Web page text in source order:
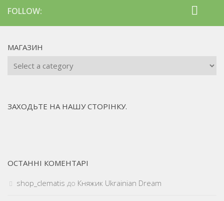
FOLLOW:
МАГАЗИН
ЗАХОДЬТЕ НА НАШУ СТОРІНКУ.
ОСТАННІ КОМЕНТАРІ
shop_clematis до Княжик Ukrainian Dream